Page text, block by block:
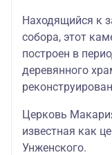
Находящийся к
собора, этот
построен в
деревянного
Церковь
известная как
Унженского.